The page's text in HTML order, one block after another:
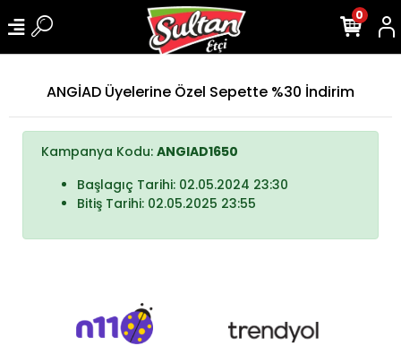
0
ANGİAD Üyelerine Özel Sepette %30 İndirim
Kampanya Kodu: ANGIAD1650
Başlagıç Tarihi: 02.05.2024 23:30
Bitiş Tarihi: 02.05.2025 23:55